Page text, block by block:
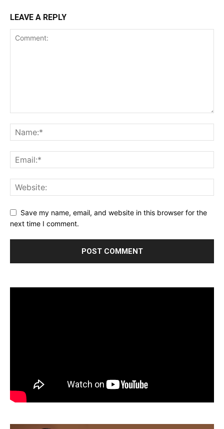
LEAVE A REPLY
Save my name, email, and website in this browser for the
next time I comment.